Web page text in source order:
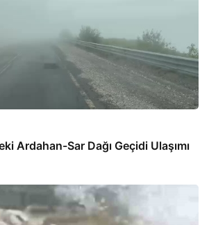
Ardahan-Sar Dağı Geçidi Ulaşımı